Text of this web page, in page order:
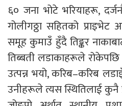
६० जना भोटे भरियाहरू,
गोलीगठ्ठा सहितको प्राइभेट
समूह कुमाउँ हुँदै तिङ्कर
तिब्बती लडाकाहरूले
उत्पन्न भयो, करिब–करिब
उनीहरूले त्यस स्थितिलाई कुनै